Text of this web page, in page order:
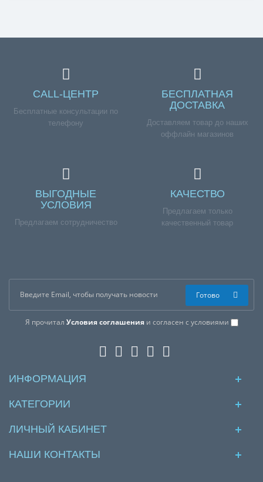
нашим менеджерам по номеру телефона +7 (960) 579-
CALL-ЦЕНТР
Бесплатные консультации по
телефону
БЕСПЛАТНАЯ
ДОСТАВКА
Доставляем товар до наших
оффлайн магазинов
ВЫГОДНЫЕ
УСЛОВИЯ
Предлагаем сотрудничество
КАЧЕСТВО
Предлагаем только
качественный товар
Я прочитал Условия соглашенияи согласен с условиями
Готово
ИНФОРМАЦИЯ
КАТЕГОРИИ
ЛИЧНЫЙ КАБИНЕТ
НАШИ КОНТАКТЫ